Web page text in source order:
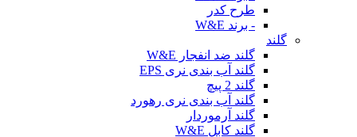
طرح کدر
- برند W&E
گلند
گلند ضد انفجار W&E
گلند آب بندی نری EPS
گلند 2 پیچ
گلند آب بندی نری رهورد
گلند آرموردار
گلند کابل W&E